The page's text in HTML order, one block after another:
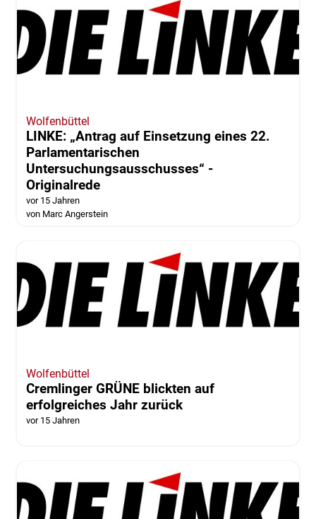
Wolfenbüttel
LINKE: „Antrag auf Einsetzung eines 22.
Parlamentarischen
Untersuchungsausschusses“ -
Originalrede
vor 15 Jahren
von Marc Angerstein
Wolfenbüttel
Cremlinger GRÜNE blickten auf
erfolgreiches Jahr zurück
vor 15 Jahren